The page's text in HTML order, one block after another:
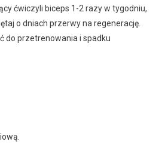
ćwiczyli biceps 1-2 razy w tygodniu,
o dniach przerwy na regenerację.
do przetrenowania i spadku